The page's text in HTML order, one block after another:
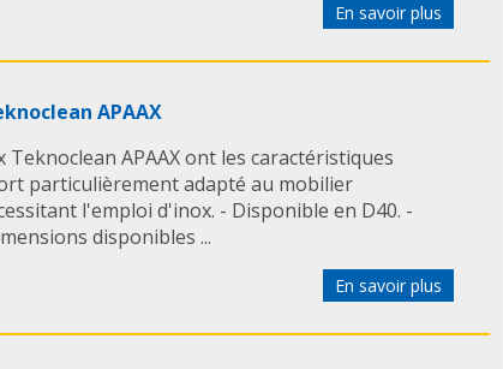
En savoir plus
APAAX
Teknoclean APAAX ont les caractéristiques
particulièrement adapté au mobilier
l'emploi d'inox. - Disponible en D40. -
disponibles ...
En savoir plus